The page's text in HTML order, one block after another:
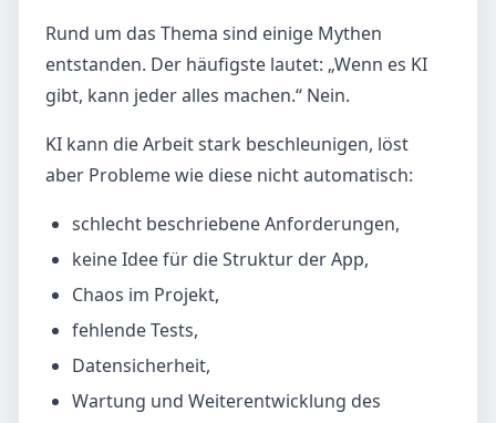
Rund um das Thema sind einige Mythen
entstanden. Der häufigste lautet: „Wenn es KI
gibt, kann jeder alles machen.“ Nein.
KI kann die Arbeit stark beschleunigen, löst
aber Probleme wie diese nicht automatisch:
schlecht beschriebene Anforderungen,
keine Idee für die Struktur der App,
Chaos im Projekt,
fehlende Tests,
Datensicherheit,
Wartung und Weiterentwicklung des